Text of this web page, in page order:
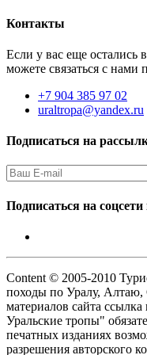
Контакты
Если у вас еще
можете связаться с нами
+7 904 385 97 02
uraltropa@yandex.ru
Подписаться на
Подписаться на соцсети
Content © 2005-2010
походы по Уралу,
материалов сайта
Уральские тропы"
печатных изданиях
разрешения авторского